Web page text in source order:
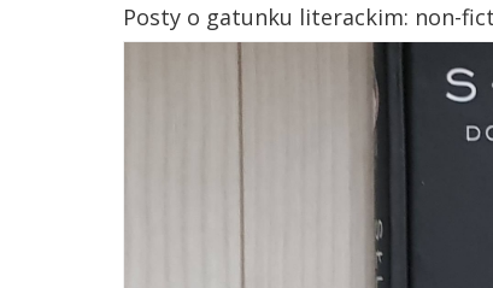
Posty o gatunku literackim: non-